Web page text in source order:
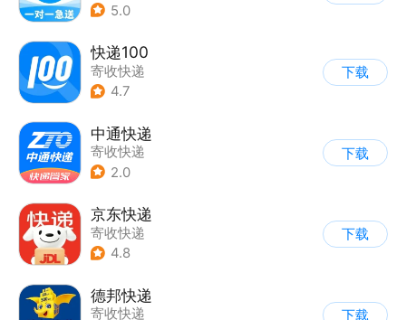
5.0
快递100
寄收快递
4.7
下载
中通快递
寄收快递
2.0
下载
京东快递
寄收快递
4.8
下载
德邦快递
寄收快递
下载